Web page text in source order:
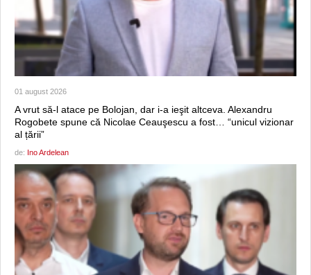
01 august 2026
A vrut să-l atace pe Bolojan, dar i-a ieşit altceva. Alexandru
Rogobete spune că Nicolae Ceauşescu a fost… “unicul vizionar
al țării”
de: Ino Ardelean